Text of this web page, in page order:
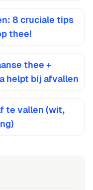
8 cruciale tips
thee!
thee +
helpt bij afvallen
te vallen (wit,